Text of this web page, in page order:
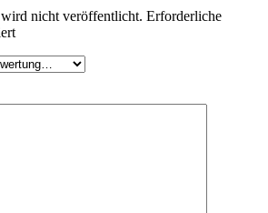
nicht veröffentlicht. Erforderliche